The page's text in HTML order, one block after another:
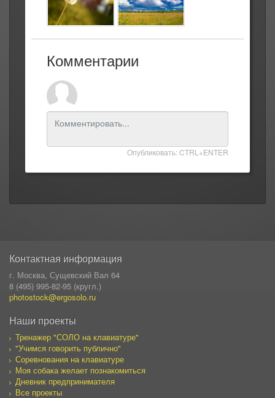
Комментарии
Опубликовать: CTRL+ENTER
Контактная информация
г. Москва, Сущевский Вал 64
8 (495) 995-82-95 (кругл.)
photostock@ergosolo.ru
Наши проекты
Тренажер "СОЛО на клавиатуре"
"Учимся говорить публично"
Соревнования на клавиатуре
Моя собака желает познакомиться
Дневник предпринимателя
Все проекты